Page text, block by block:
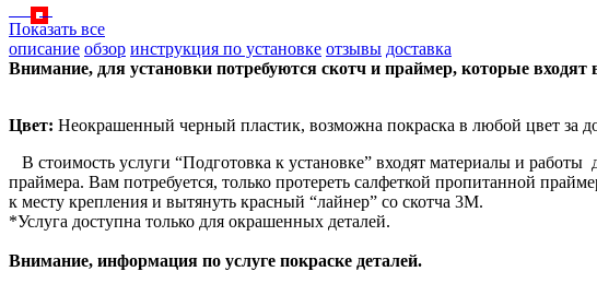
Показать все
описание обзор инструкция по установке отзывы доставка
Внимание, для установки потребуются скотч и праймер, которые входят
Цвет: Неокрашенный черный пластик, возможна покраска в любой цвет за
В стоимость услуги “Подготовка к установке” входят материалы и
праймера. Вам потребуется, только протереть салфеткой пропитанной
к месту крепления и вытянуть красный “лайнер” со скотча 3М.
*Услуга доступна только для окрашенных деталей.
Внимание, информация по услуге покраске деталей.